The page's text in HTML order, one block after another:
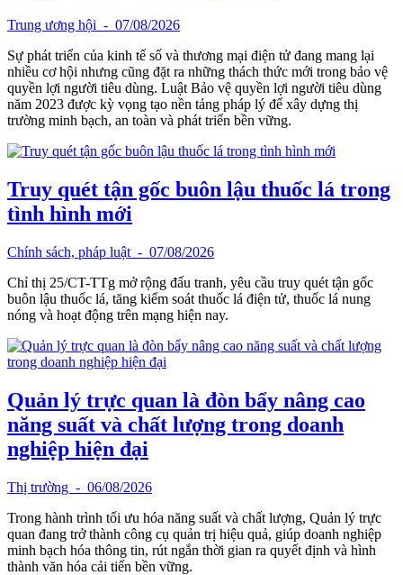
Trung ương hội - 07/08/2026
Sự phát triển của kinh tế số và thương mại điện tử đang mang lại
nhiều cơ hội nhưng cũng đặt ra những thách thức mới trong bảo vệ
quyền lợi người tiêu dùng. Luật Bảo vệ quyền lợi người tiêu dùng
năm 2023 được kỳ vọng tạo nền tảng pháp lý để xây dựng thị
trường minh bạch, an toàn và phát triển bền vững.
Truy quét tận gốc buôn lậu thuốc lá trong
tình hình mới
Chính sách, pháp luật - 07/08/2026
Chỉ thị 25/CT-TTg mở rộng đấu tranh, yêu cầu truy quét tận gốc
buôn lậu thuốc lá, tăng kiểm soát thuốc lá điện tử, thuốc lá nung
nóng và hoạt động trên mạng hiện nay.
Quản lý trực quan là đòn bẩy nâng cao
năng suất và chất lượng trong doanh
nghiệp hiện đại
Thị trường - 06/08/2026
Trong hành trình tối ưu hóa năng suất và chất lượng, Quản lý trực
quan đang trở thành công cụ quản trị hiệu quả, giúp doanh nghiệp
minh bạch hóa thông tin, rút ngắn thời gian ra quyết định và hình
thành văn hóa cải tiến bền vững.